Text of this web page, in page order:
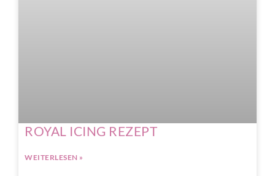
ROYAL ICING REZEPT
WEITERLESEN »